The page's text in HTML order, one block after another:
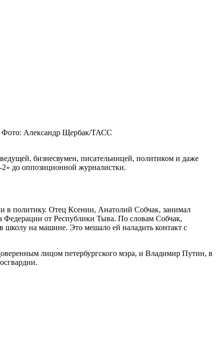
Фото: Александр Щербак/ТАСС
бизнесвумен, писательницей, политиком и даже
до оппозиционной журналистки.
в политику. Отец Ксении, Анатолий Собчак, занимал
Федерации от Республики Тыва. По словам Собчак,
школу на машине. Это мешало ей наладить контакт с
лицом петербургского мэра, и Владимир Путин, в